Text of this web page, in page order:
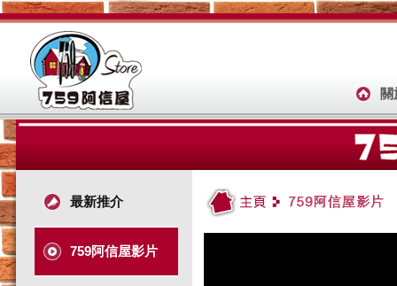
最新推介
759阿信屋影片